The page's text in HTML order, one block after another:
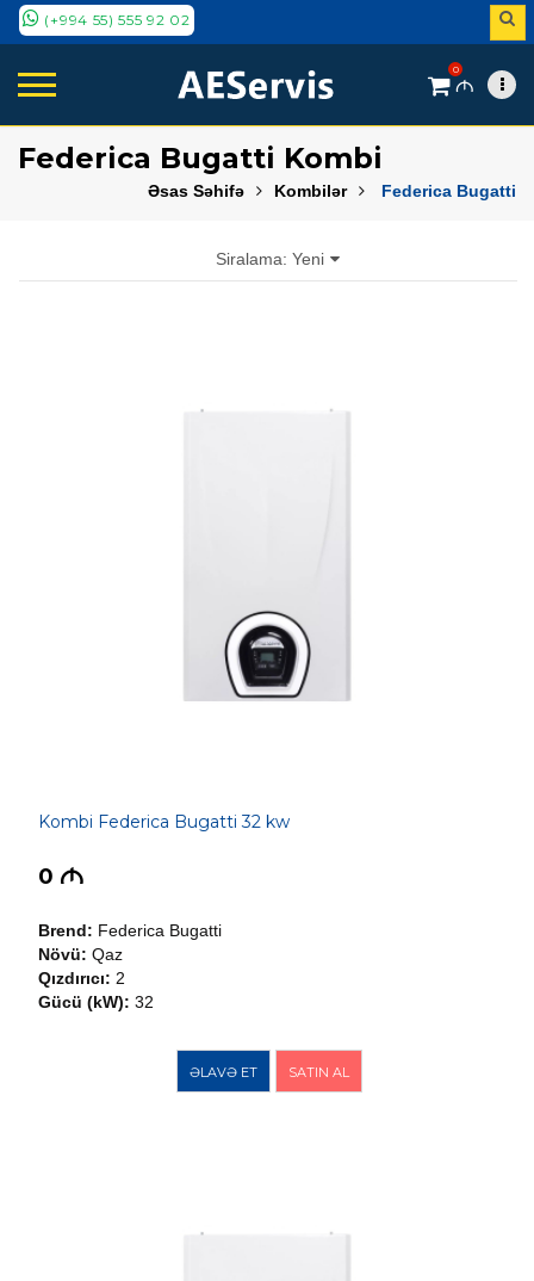
(+994 55) 555 92 02
0
M
Federica Bugatti Kombi
Əsas Səhifə Kombilər Federica Bugatti
Siralama: Yeni
Kombi Federica Bugatti 32 kw
0 M
Brend: Federica Bugatti
Növü: Qaz
Qızdırıcı: 2
Gücü (kW): 32
ƏLAVƏ ET SATIN AL